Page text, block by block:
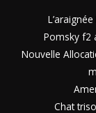
Pomsky f2
Nouvelle
Chat